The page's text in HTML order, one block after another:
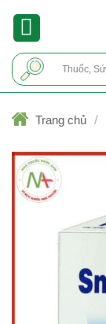
Trang chủ /